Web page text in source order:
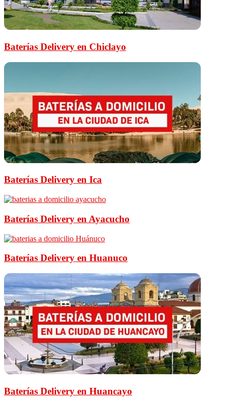
Baterías Delivery en Chiclayo
Baterías Delivery en Ica
Baterías Delivery en Ayacucho
Baterías Delivery en Huanuco
Baterías Delivery en Huancayo